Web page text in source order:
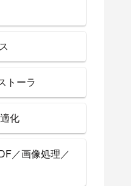
トーラ
化
／画像処理／